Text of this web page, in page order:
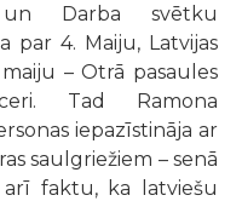
un Darba svētku
par 4. Maiju, Latvijas
– Otrā pasaules
Tad Ramona
iepazīstināja ar
saulgriežiem – senā
faktu, ka latviešu